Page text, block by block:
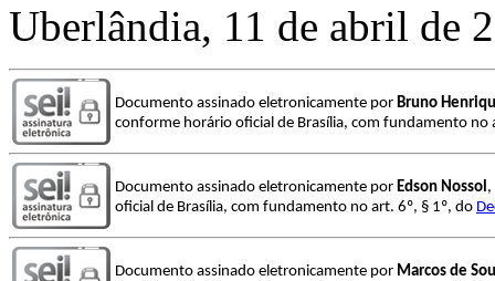
Uberlândia, 11 de abril de
Documento assinado eletronicamente por Bruno
conforme horário oficial de Brasília, com fundamento no
Documento assinado eletronicamente por Edson Nossol ,
oficial de Brasília, com fundamento no art. 6º, § 1º, do
Documento assinado eletronicamente por Marcos de